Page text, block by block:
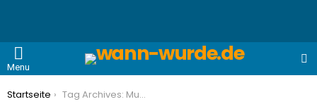
Menu
You are here:
Startseite Tag Archives: Musik